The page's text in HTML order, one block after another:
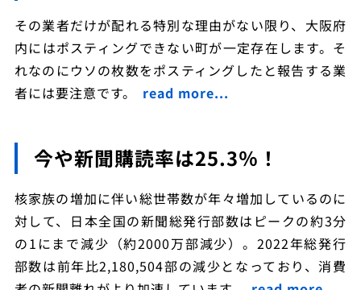
その業者だけが配れる特別な理由がない限り、大阪府
内にはポスティングできない町が一定存在します。そ
れなのにウソの枚数をポスティングしたと報告する業
者には要注意です。
read more...
今や新聞購読率は25.3％！
核家族の増加に伴い総世帯数が年々増加しているのに
対して、日本全国の新聞総発行部数はピークの約3分
の1にまで減少（約2000万部減少）。2022年総発行
部数は前年比2,180,504部の減少となっており、消費